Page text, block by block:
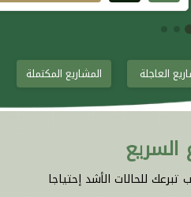
العاجلة المشاريع المكتملة
السريع
للحالات الأشد إحتياجا